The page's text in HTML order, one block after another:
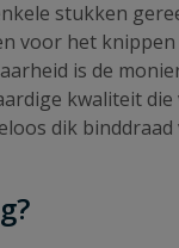
stukken
voor het
is de
kwaliteit
dik binddraad